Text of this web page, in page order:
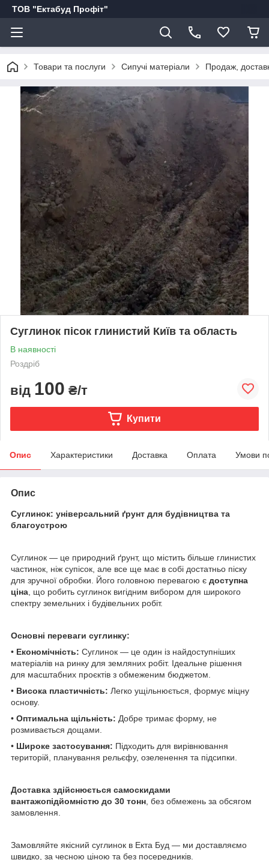
ТОВ "Ектабуд Профіт"
Товари та послуги Сипучі матеріали Продаж,
Суглинок пісок глинистий Київ та область
В наявності
Роздріб
від 100 ₴/т
Купити
Опис Характеристики Доставка Оплата Умови
Опис
Суглинок: універсальний ґрунт для будівництва та
благоустрою
Суглинок — це природний ґрунт, що містить більше глинистих
частинок, ніж супісок, але все ще має в собі достатньо піску
для зручної обробки. Його головною перевагою є доступна
ціна , що робить суглинок вигідним вибором для широкого
спектру земельних і будівельних робіт.
Основні переваги суглинку:
• Економічність: Суглинок — це один із найдоступніших
матеріалів на ринку для земляних робіт. Ідеальне рішення
для масштабних проєктів з обмеженим бюджетом.
• Висока пластичність: Легко ущільнюється, формує міцну
основу.
• Оптимальна щільність: Добре тримає форму, не
розмивається дощами.
• Широке застосування: Підходить для вирівнювання
територій, планування рельєфу, озеленення та підсипки.
Доставка здійснюється самоскидами
вантажопідйомністю до 30 тонн , без обмежень за обсягом
замовлення.
Замовляйте якісний суглинок в Екта Буд — ми доставляємо
швидко, за чесною ціною та без посередників.